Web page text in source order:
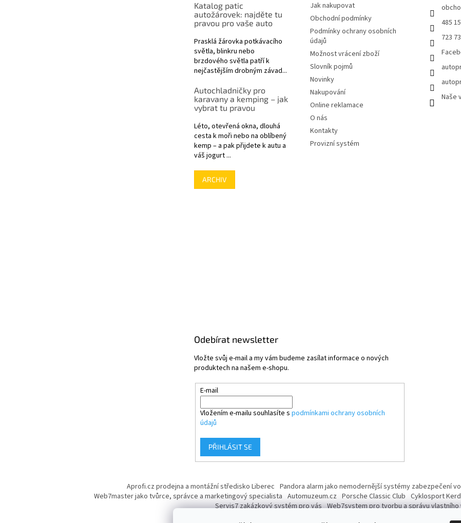
Katalog patic
autožárovek: najděte tu
pravou pro vaše auto
Prasklá žárovka potkávacího
světla, blinkru nebo
brzdového světla patří k
nejčastějším drobným závad...
Autochladničky pro
karavany a kemping – jak
vybrat tu pravou
Léto, otevřená okna, dlouhá
cesta k moři nebo na oblíbený
kemp – a pak přijdete k autu a
váš jogurt ...
ARCHIV
Jak nakupovat
Obchodní podmínky
Podmínky ochrany osobních
údajů
Možnost vrácení zboží
Slovník pojmů
Novinky
Nakupování
Online reklamace
O nás
Kontakty
Provizní systém
485
723
Naše
Odebírat newsletter
Vložte svůj e-mail a my vám budeme zasílat informace o nových
produktech na našem e-shopu.
E-mail
Vložením e-mailu souhlasíte s podmínkami ochrany osobních
údajů
PŘIHLÁSIT SE
Aprofi.cz prodejna a montážní středisko Liberec Pandora alarm jako nemodernější systémy zabezpečení
Web7master jako tvůrce, správce a marketingový specialista Automuzeum.cz Porsche Classic Club Cyklosport
Servis7 zakázkový systém pro vás Web7system pro tvorbu a správu vlastního